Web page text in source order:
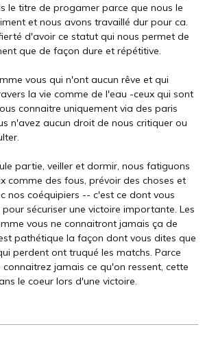
le titre de progamer parce que nous le
et nous avons travaillé dur pour ca.
d'avoir ce statut qui nous permet de
que de façon dure et répétitive.
vous qui n'ont aucun rêve et qui
la vie comme de l'eau -ceux qui sont
connaitre uniquement via des paris
n'avez aucun droit de nous critiquer ou
partie, veiller et dormir, nous fatiguons
comme des fous, prévoir des choses et
nos coéquipiers -- c'est ce dont vous
sécuriser une victoire importante. Les
vous ne connaitront jamais ça de
pathétique la façon dont vous dites que
perdent ont truqué les matchs. Parce
connaitrez jamais ce qu'on ressent, cette
le coeur lors d'une victoire.